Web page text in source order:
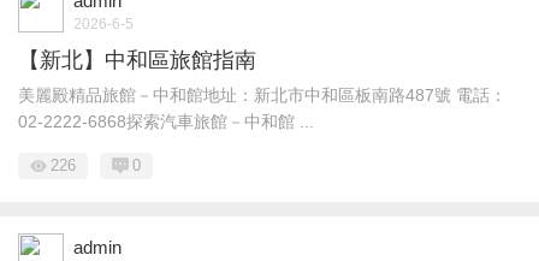
2026-6-5
【新北】中和區旅館指南
美麗殿精品旅館－中和館地址：新北市中和區板南路487號 電話：
02-2222-6868探索汽車旅館－中和館 ...
226 0
admin